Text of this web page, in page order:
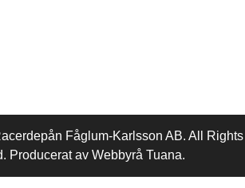
Fåglum-Karlsson AB. All Rights
Producerat av Webbyrå Tuana.​